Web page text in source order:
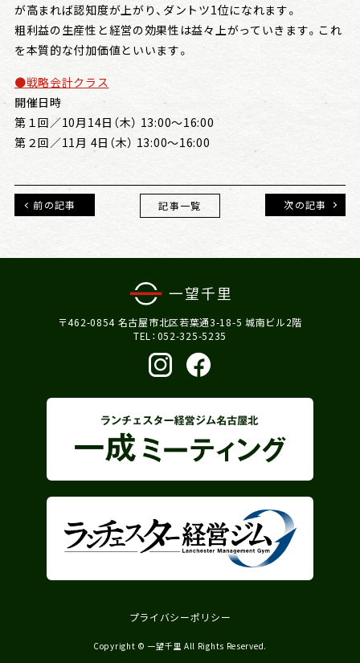
が高まれば認知度が上がり、ダントツ1位になれます。
粗利益の生産性と経営の効果性は益々上がっていきます。これ
を本質的な付加価値といいます。
●戦略会計クラス
開催日時
第１回／10月14日（木） 13:00～16:00
第２回／11月 4日（木） 13:00～16:00
前の記事 記事一覧 次の記事
〒462-0854 名古屋市北区若葉通3-18-5 城南ビル2階
TEL：052-325-5235
プライバシーポリシー
Copyright © 一望千里 All Rights Reserved.